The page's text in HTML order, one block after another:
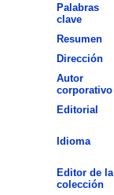
Palabras
clave
Resumen
Dirección
Autor
corporativo
Editorial
Idioma
Editor de la
colección